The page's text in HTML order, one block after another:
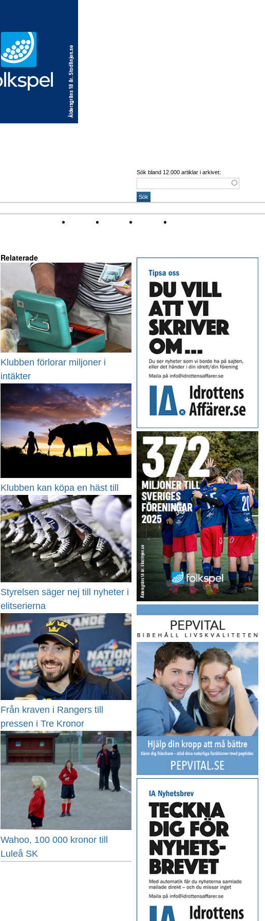
Sök bland 12.000 artiklar i arkivet:
Relaterade
Klubben förlorar miljoner i
intäkter
Klubben kan köpa en häst till
Styrelsen säger nej till nyheter i
elitserierna
Från kraven i Rangers till
pressen i Tre Kronor
Wahoo, 100 000 kronor till
Luleå SK